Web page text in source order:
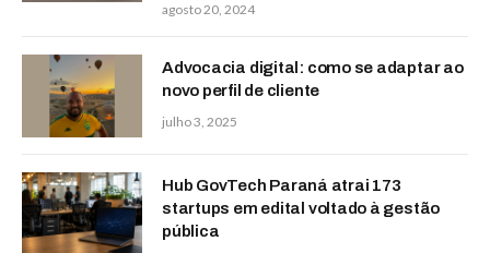
agosto 20, 2024
Advocacia digital: como se adaptar ao
novo perfil de cliente
julho 3, 2025
Hub GovTech Paraná atrai 173
startups em edital voltado à gestão
pública